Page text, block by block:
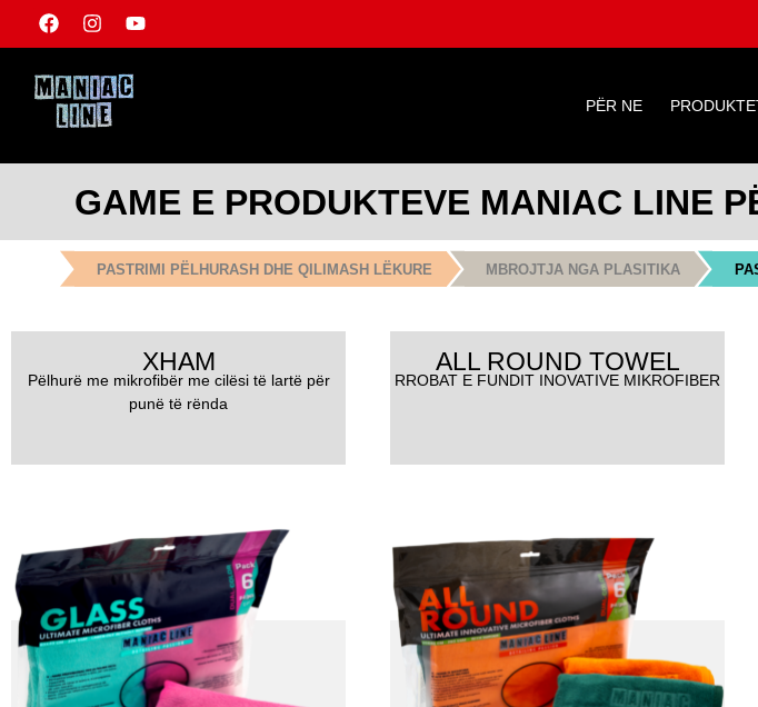
PËR NE
GAME E PRODUKTEVE MANIAC LINE
PASTRIMI PËLHURASH DHE QILIMASH LËKURE MBROJTJA NGA PLASITIKA
XHAM
Pëlhurë me mikrofibër me cilësi të lartë për
punë të rënda
ALL ROUND TOWEL
RROBAT E FUNDIT INOVATIVE MIKROFIBER